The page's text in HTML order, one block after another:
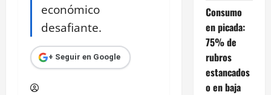
económico
desafiante.
+ Seguir en Google
Consumo
en picada:
75% de
rubros
estancados
o en baja